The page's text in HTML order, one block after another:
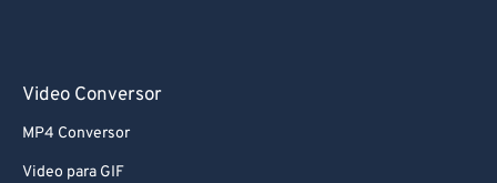
Video Conversor
MP4 Conversor
Video para GIF